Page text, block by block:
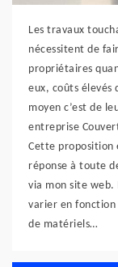
Les travaux
nécessitent de
propriétaires
eux, coûts élevés
moyen c’est de
entreprise
Cette proposition
réponse à toute
via mon site web.
varier en fonction
de matériels…